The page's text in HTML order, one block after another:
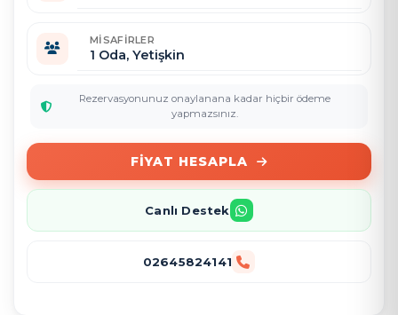
MISAFIRLER
1 Oda, Yetişkin
Rezervasyonunuz onaylanana kadar hiçbir ödeme
yapmazsınız.
FIYAT HESAPLA
Canlı Destek
02645824141